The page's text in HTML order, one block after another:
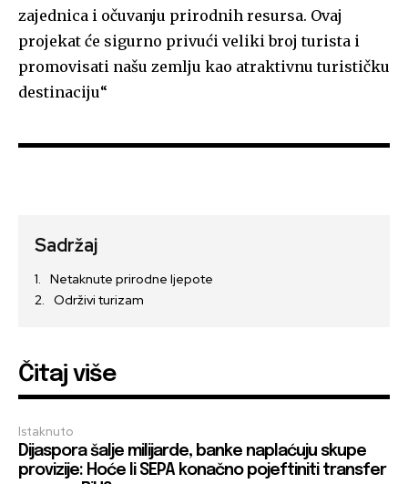
zajednica i očuvanju prirodnih resursa. Ovaj
projekat će sigurno privući veliki broj turista i
promovisati našu zemlju kao atraktivnu turističku
destinaciju“​
Sadržaj
Netaknute prirodne ljepote
Održivi turizam
Čitaj više
Istaknuto
Dijaspora šalje milijarde, banke naplaćuju skupe
provizije: Hoće li SEPA konačno pojeftiniti transfer